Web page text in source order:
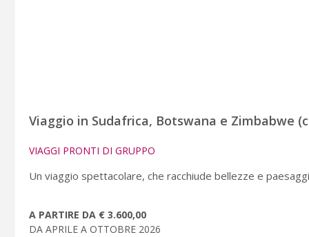
Viaggio in Sudafrica, Botswana e Zimbabwe
VIAGGI PRONTI DI GRUPPO
Un viaggio spettacolare, che racchiude bellezze e
A PARTIRE DA € 3.600,00
DA APRILE A OTTOBRE 2026